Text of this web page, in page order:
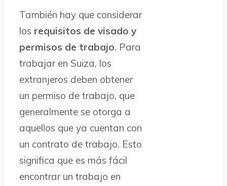
También hay que considerar
los requisitos de visado y
permisos de trabajo. Para
trabajar en Suiza, los
extranjeros deben obtener
un permiso de trabajo, que
generalmente se otorga a
aquellos que ya cuentan con
un contrato de trabajo. Esto
significa que es más fácil
encontrar un trabajo en